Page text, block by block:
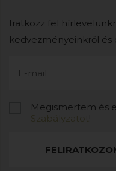
Iratkozz fel
kedvezményeinkről és
Megismertem és
Szabályzatot !